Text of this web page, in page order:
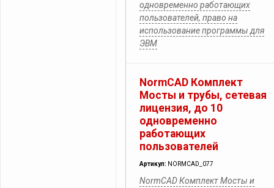
одновременно работающих
пользователей, право на
использование программы для
ЭВМ
NormCAD Комплект
Мосты и трубы, сетевая
лицензия, до 10
одновременно
работающих
пользователей
Артикул: NORMCAD_077
NormCAD Комплект Мосты и